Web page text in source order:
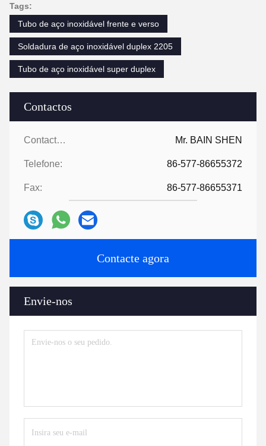
Contactos
Contactos: Mr. BAIN SHEN
Telefone: 86-577-86655372
Fax: 86-577-86655371
Contacte agora
Envie-nos
Tags:
Tubo de aço inoxidável frente e verso
Soldadura de aço inoxidável duplex 2205
Tubo de aço inoxidável super duplex